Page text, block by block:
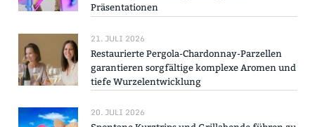
Präsentationen
21. JULI 2026
Restaurierte Pergola-Chardonnay-Parzellen
garantieren sorgfältige komplexe Aromen und
tiefe Wurzelentwicklung
20. JULI 2026